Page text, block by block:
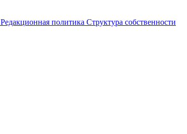
Редакционная политика Структура собственности